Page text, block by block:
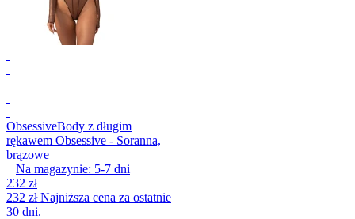
ObsessiveBody z długim
rękawem Obsessive - Soranna,
brązowe
Na magazynie: 5-7 dni
232 zł
232 złNajniższa cena za ostatnie
30 dni.